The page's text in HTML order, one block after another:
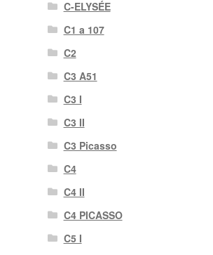
C-ELYSÉE
C1 a 107
C2
C3 A51
C3 I
C3 II
C3 Picasso
C4
C4 II
C4 PICASSO
C5 I